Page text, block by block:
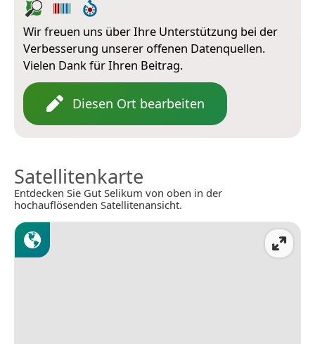
Wir freuen uns über Ihre Unterstützung bei der
Verbesserung unserer offenen Datenquellen.
Vielen Dank für Ihren Beitrag.
Diesen Ort bearbeiten
Satellitenkarte
Entdecken Sie Gut Selikum von oben in der
hochauflösenden Satellitenansicht.